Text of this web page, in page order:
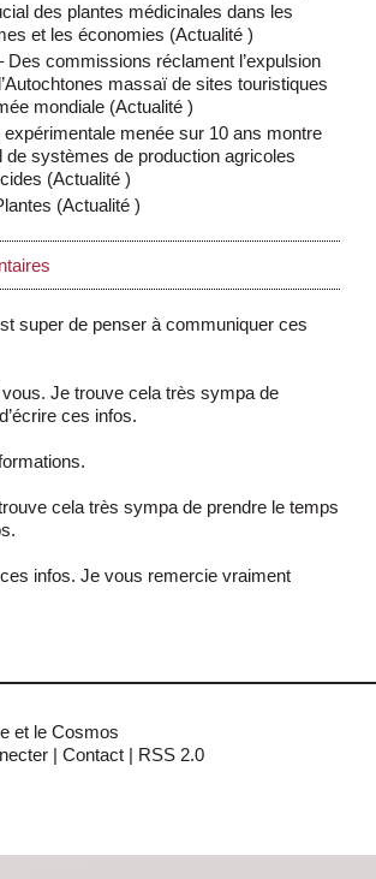
des plantes médicinales dans les
et les économies (Actualité)
Des commissions réclament l’expulsion
massaï de sites touristiques
mondiale (Actualité)
expérimentale menée sur 10 ans montre
de systèmes de production agricoles
(Actualité)
(Actualité)
super de penser à communiquer ces
Je trouve cela très sympa de
ces infos.
cela très sympa de prendre le temps
infos. Je vous remercie vraiment
et le Cosmos
| Contact | RSS 2.0